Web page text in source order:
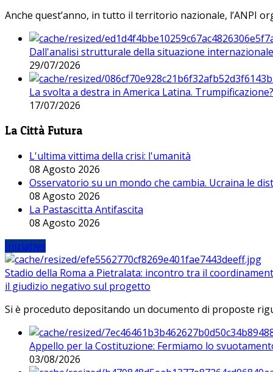
Anche quest’anno, in tutto il territorio nazionale, l’ANPI
Dall'analisi strutturale della situazione
29/07/2026
La svolta a destra in America Latina. Trumpificazione?
17/07/2026
La Città Futura
L'ultima vittima della crisi: l'umanità
08 Agosto 2026
Osservatorio su un mondo che cambia. Ucraina le
08 Agosto 2026
La Pastascitta Antifascita
08 Agosto 2026
Iniziative
Stadio della Roma a Pietralata: incontro tra il
il giudizio negativo sul progetto
Si è proceduto depositando un documento di proposte
Appello per la Costituzione: Fermiamo lo
03/08/2026